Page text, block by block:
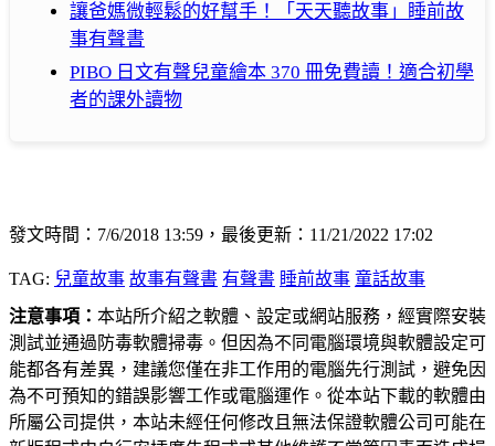
讓爸媽微輕鬆的好幫手！「天天聽故事」睡前故
事有聲書
PIBO 日文有聲兒童繪本 370 冊免費讀！適合初學
者的課外讀物
發文時間：7/6/2018 13:59，最後更新：11/21/2022 17:02
TAG: 兒童故事 故事有聲書 有聲書 睡前故事 童話故事
注意事項： 本站所介紹之軟體、設定或網站服務，經實際安裝
測試並通過防毒軟體掃毒。但因為不同電腦環境與軟體設定可
能都各有差異，建議您僅在非工作用的電腦先行測試，避免因
為不可預知的錯誤影響工作或電腦運作。從本站下載的軟體由
所屬公司提供，本站未經任何修改且無法保證軟體公司可能在